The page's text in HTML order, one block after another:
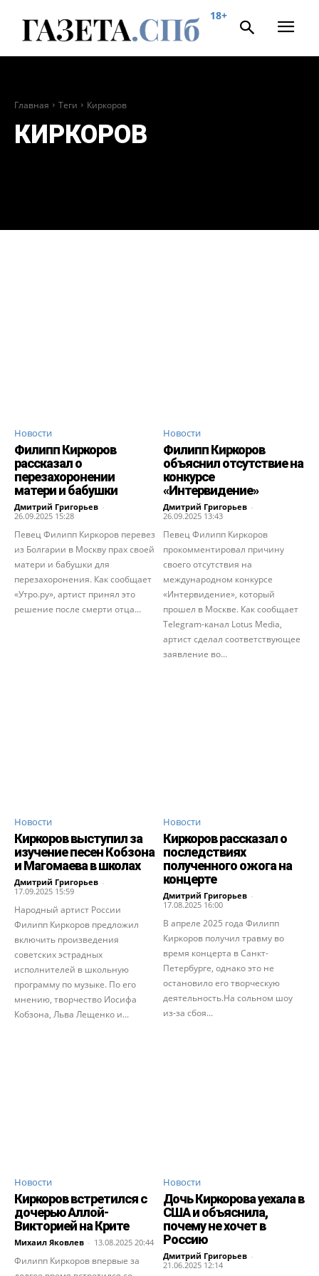
18+
Главная Теги Киркоров
КИРКОРОВ
Новости
Филипп Киркоров
рассказал о
перезахоронении
матери и бабушки
Дмитрий Григорьев -
26.09.2025 15:28
Певец Филипп Киркоров перевез
из Болгарии в Москву прах своей
матери и бабушки для
перезахоронения. Как сообщает
«Утро.ру», артист принял это
решение после смерти отца...
Новости
Филипп Киркоров
объяснил отсутствие на
конкурсе
«Интервидение»
Дмитрий Григорьев -
26.09.2025 13:43
Певец Филипп Киркоров
прокомментировал причину
своего отсутствия на
международном конкурсе
«Интервидение», который
прошел в Москве. Как сообщает
Telegram-канал Lotus Media,
артист сделал соответствующее
заявление во...
Новости
Киркоров выступил за
изучение песен Кобзона
и Магомаева в школах
Дмитрий Григорьев -
17.09.2025 15:59
Народный артист России
Филипп Киркоров предложил
включить произведения
советских эстрадных
исполнителей в школьную
программу по музыке. По его
мнению, творчество Иосифа
Кобзона, Льва Лещенко и...
Новости
Киркоров рассказал о
последствиях
полученного ожога на
концерте
Дмитрий Григорьев -
17.08.2025 16:00
В апреле 2025 года Филипп
Киркоров получил травму во
время концерта в Санкт-
Петербурге, однако это не
остановило его творческую
деятельность.На сольном шоу
из-за сбоя...
Новости
Киркоров встретился с
дочерью Аллой-
Викторией на Крите
Михаил Яковлев - 13.08.2025 20:44
Филипп Киркоров впервые за
Новости
Дочь Киркорова уехала в
США и объяснила,
почему не хочет в
Россию
Дмитрий Григорьев -
21.06.2025 12:14